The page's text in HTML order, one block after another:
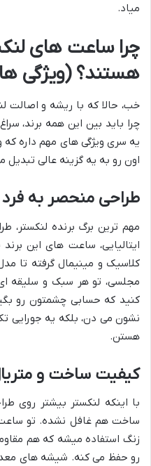
میاد.
چرا ساعت های
هستند؟ (ویژگی
خب، حالا که با ریشه و اصالت
چرا باید بین این همه برند،
یه سری ویژگی های مهم داره که
اون رو به یه گزینه عالی تبدیل
طراحی منحصر به
مهم ترین برگ برنده لنکستر،
ایتالیایی، ساعت های این
کلاسیک و مینیمال گرفته تا
مجلسی، تو هر سبک و سلیقه
کنید که حسابی چشمتون رو
نشون می دن، بلکه یه جورایی
هستن.
کیفیت ساخت و
با اینکه لنکستر بیشتر روی
ساخت هم غافل نشده. تو ساعت
زنگ استفاده میشه که هم
رو حفظ می کنه. شیشه های